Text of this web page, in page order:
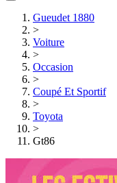
Gueudet 1880
>
Voiture
>
Occasion
>
Coupé Et Sportif
>
Toyota
>
Gt86